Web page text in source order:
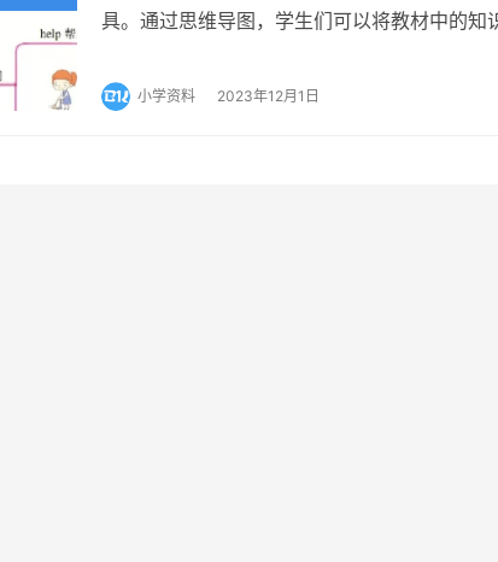
具。通过思维导图，学生们可以将教材中的知
小学资料 2023年12月1日